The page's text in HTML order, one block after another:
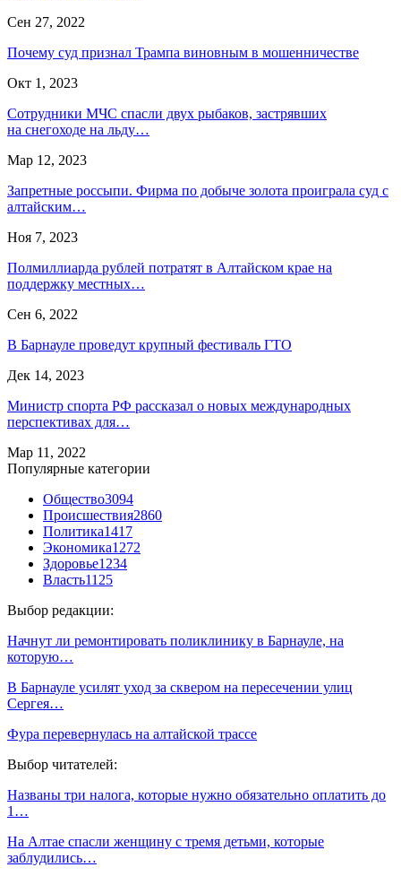
Сен 27, 2022
Почему суд признал Трампа виновным в мошенничестве
Окт 1, 2023
Сотрудники МЧС спасли двух рыбаков, застрявших
на снегоходе на льду…
Мар 12, 2023
Запретные россыпи. Фирма по добыче золота проиграла суд с
алтайским…
Ноя 7, 2023
Полмиллиарда рублей потратят в Алтайском крае на
поддержку местных…
Сен 6, 2022
В Барнауле проведут крупный фестиваль ГТО
Дек 14, 2023
Министр спорта РФ рассказал о новых международных
перспективах для…
Мар 11, 2022
Популярные категории
Общество3094
Происшествия2860
Политика1417
Экономика1272
Здоровье1234
Власть1125
Выбор редакции:
Начнут ли ремонтировать поликлинику в Барнауле, на
которую…
В Барнауле усилят уход за сквером на пересечении улиц
Сергея…
Фура перевернулась на алтайской трассе
Выбор читателей:
Названы три налога, которые нужно обязательно оплатить до
1…
На Алтае спасли женщину с тремя детьми, которые
заблудились…